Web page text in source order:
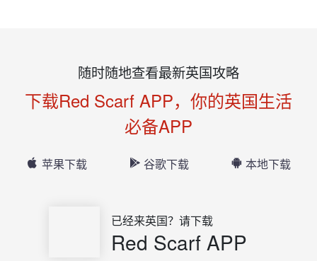
随时随地查看最新英国攻略
下载Red Scarf APP，你的英国生活
必备APP
苹果下载 谷歌下载 本地下载
已经来英国？请下载
Red Scarf APP